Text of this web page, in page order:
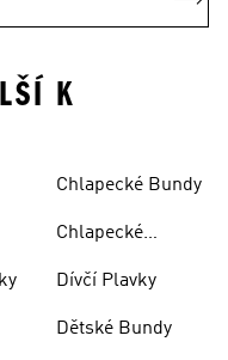
K
Chlapecké Bundy
Chlapecké
Soupravy
Dívčí Plavky
Dětské Bundy